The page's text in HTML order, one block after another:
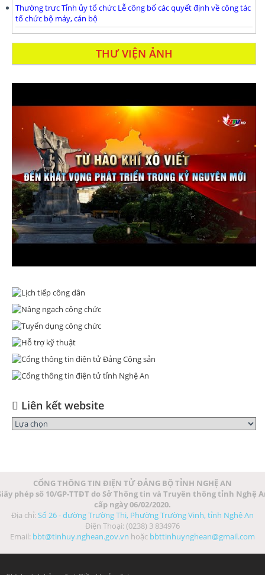
Thường trưc Tỉnh ủy tổ chức Lễ công bố các quyết định về công tác
tổ chức bộ máy, cán bộ
THƯ VIỆN ẢNH
Liên kết website
CỔNG THÔNG TIN ĐIỆN TỬ ĐẢNG BỘ TỈNH NGHỆ AN
phép số 10/GP-TTĐT do Sở Thông tin và Truyền thông tỉnh Nghệ
cấp ngày 06/02/2020.
Địa chỉ: Số 26 - đường Trường Thi, Phường Trường Vinh, tỉnh Nghệ An
Điện Thoại: (0238) 3 834976
Email: bbt@tinhuy.nghean.gov.vn hoặc bbttinhuynghean@gmail.com